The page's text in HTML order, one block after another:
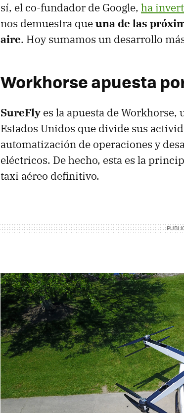
sí, el co-fundador de Google, ha
nos demuestra queuna de las
aire. Hoy sumamos un desarrollo
Workhorse apuesta
SureFly es la apuesta de Workhorse,
Estados Unidos que divide sus
automatización de operaciones y
eléctricos. De hecho, esta es la
taxi aéreo definitivo.